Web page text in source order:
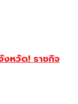
งหวัด! ราชกิจ